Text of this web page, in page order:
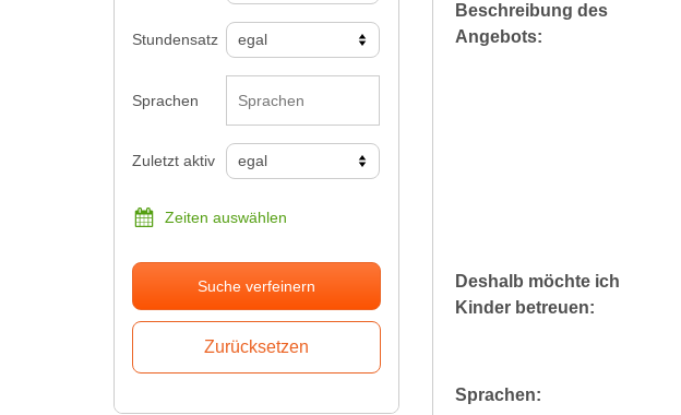
Stundensatz
Sprachen
Zuletzt aktiv
Zeiten auswählen
Suche verfeinern
Beschreibung des
Angebots:
Deshalb möchte ich
Kinder betreuen:
Sprachen: